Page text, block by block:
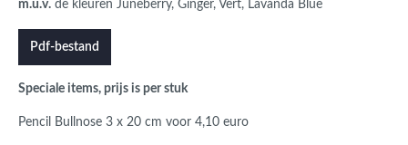
m.u.v. de kleuren Juneberry, Ginger, Vert, Lavanda Blue
Pdf-bestand
Speciale items, prijs is per stuk
Pencil Bullnose 3 x 20 cm voor 4,10 euro